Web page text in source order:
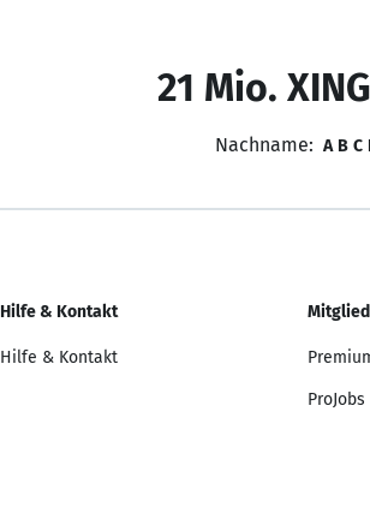
21 Mio.
Nachname: A B C
Hilfe & Kontakt
Hilfe & Kontakt
ProJobs